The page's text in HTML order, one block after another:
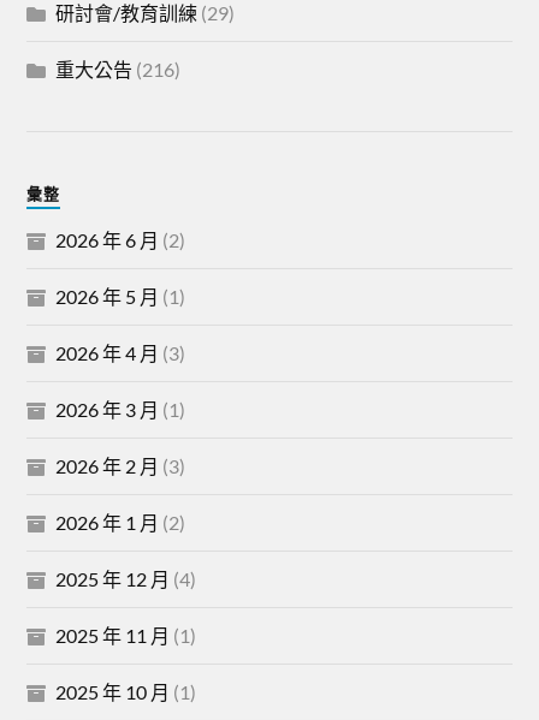
研討會/教育訓練 (29)
重大公告 (216)
彙整
2026 年 6 月 (2)
2026 年 5 月 (1)
2026 年 4 月 (3)
2026 年 3 月 (1)
2026 年 2 月 (3)
2026 年 1 月 (2)
2025 年 12 月 (4)
2025 年 11 月 (1)
2025 年 10 月 (1)